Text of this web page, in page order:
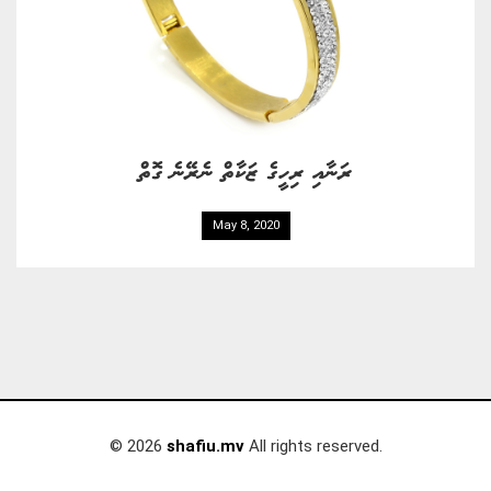
ރަނާއި ރިހީގެ ޒަކާތް ނެރޭނެ ގޮތް
May 8, 2020
© 2026 shafiu.mvAll rights reserved.